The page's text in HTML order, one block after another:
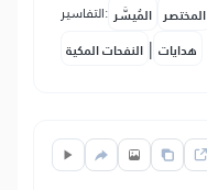
التفاسير: المُيسَّر المختصر
النفحات المكية | هدايات